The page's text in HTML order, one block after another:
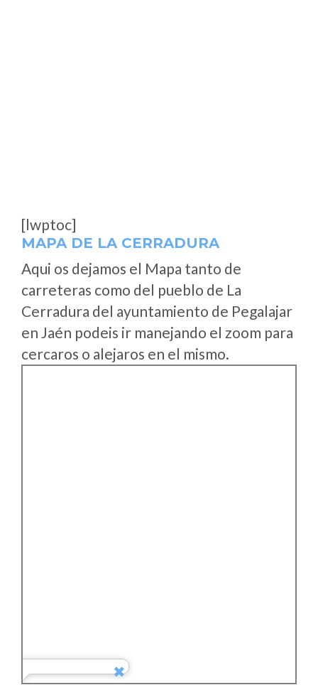
[lwptoc]
MAPA DE LA CERRADURA
Aqui os dejamos el Mapa tanto de
carreteras como del pueblo de La
Cerradura del ayuntamiento de Pegalajar
en Jaén podeis ir manejando el zoom para
cercaros o alejaros en el mismo.